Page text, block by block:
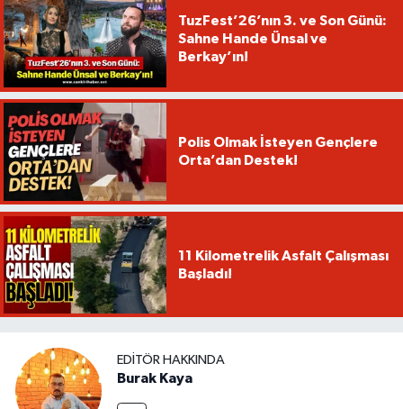
TuzFest’26’nın 3. ve Son Günü:
Sahne Hande Ünsal ve
Berkay’ın!
Polis Olmak İsteyen Gençlere
Orta’dan Destek!
11 Kilometrelik Asfalt Çalışması
Başladı!
EDITÖR HAKKINDA
Burak Kaya